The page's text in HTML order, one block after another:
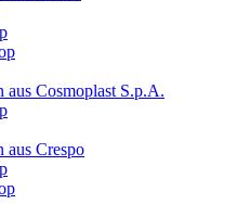
aus Cosmoplast S.p.A.
aus Crespo